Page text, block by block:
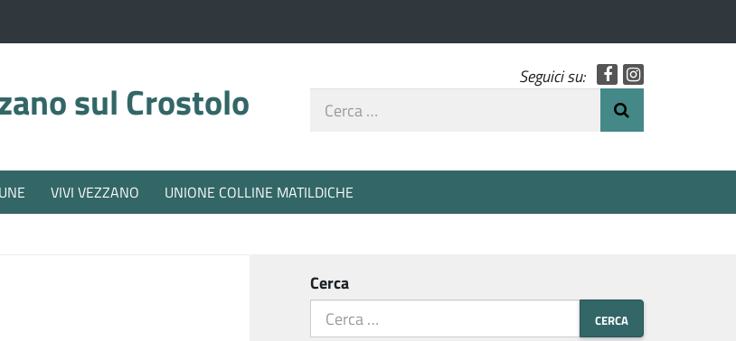
sul Crostolo
Seguici su: Facebook
Cerca
VIVI VEZZANO UNIONE COLLINE MATILDICHE
Cerca